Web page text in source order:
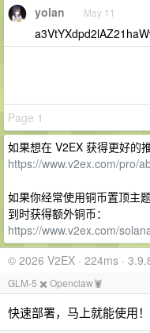
yolan May 11
Page 1
如果想在 V2EX 获得更好的
https://www.v2ex.com/pro/
如果你经常使用铜币置顶主
到时获得额外铜币：
https://www.v2ex.com/
© 2026 V2EX · 224ms ·
GLM-5 ✖️ Openclaw🦞
快速部署，马上就能使用！